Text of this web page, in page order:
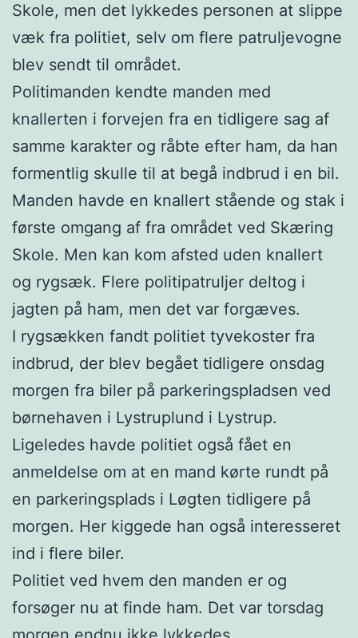
Skole, men det lykkedes personen at slippe
væk fra politiet, selv om flere patruljevogne
blev sendt til området.
Politimanden kendte manden med
knallerten i forvejen fra en tidligere sag af
samme karakter og råbte efter ham, da han
formentlig skulle til at begå indbrud i en bil.
Manden havde en knallert stående og stak i
første omgang af fra området ved Skæring
Skole. Men kan kom afsted uden knallert
og rygsæk. Flere politipatruljer deltog i
jagten på ham, men det var forgæves.
I rygsækken fandt politiet tyvekoster fra
indbrud, der blev begået tidligere onsdag
morgen fra biler på parkeringspladsen ved
børnehaven i Lystruplund i Lystrup.
Ligeledes havde politiet også fået en
anmeldelse om at en mand kørte rundt på
en parkeringsplads i Løgten tidligere på
morgen. Her kiggede han også interesseret
ind i flere biler.
Politiet ved hvem den manden er og
forsøger nu at finde ham. Det var torsdag